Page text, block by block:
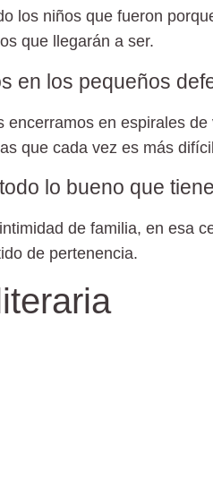
los niños que fueron
que llegarán a ser.
en los pequeños
en espirales
que cada vez es más
lo bueno que
de familia, en esa
de pertenencia.